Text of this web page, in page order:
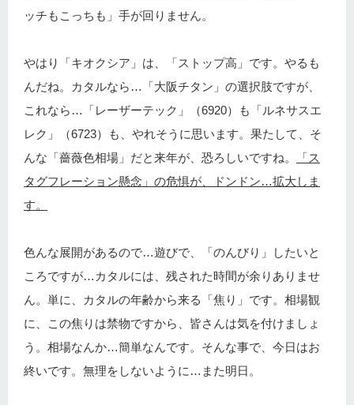
ッチもこっちも」手が回りません。
やはり「キオクシア」は、「ストップ高」です。やるも
んだね。カタルなら…「大阪チタン」の選択肢ですが、
これなら…「レーザーテック」（6920）も「ルネサスエ
レク」（6723）も、やれそうに思います。果たして、そ
んな「薔薇色相場」だと来年が、恐ろしいですね。
「ス
タグフレーション懸念」の危惧が、ドンドン…拡大しま
す。
色んな展開があるので…遊びで、「のんびり」したいと
ころですが…カタルには、残された時間が余りありませ
ん。単に、カタルの年齢から来る「焦り」です。相場観
に、この焦りは禁物ですから、皆さんは気を付けましょ
う。相場なんか…簡単なんです。そんな事で、今日はお
終いです。無理をしないように…また明日。